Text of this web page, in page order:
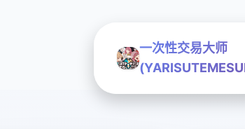
一次性交易大师